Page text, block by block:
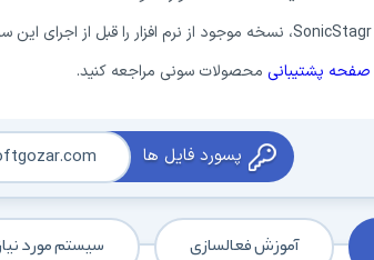
صفحه پشتیبانی محصولات سونی مراجعه کنید.
پسورد فایل ها
آموزش فعالسازی سیستم مورد